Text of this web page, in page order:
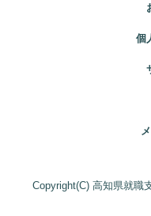
個
Copyright(C) 高知県就職